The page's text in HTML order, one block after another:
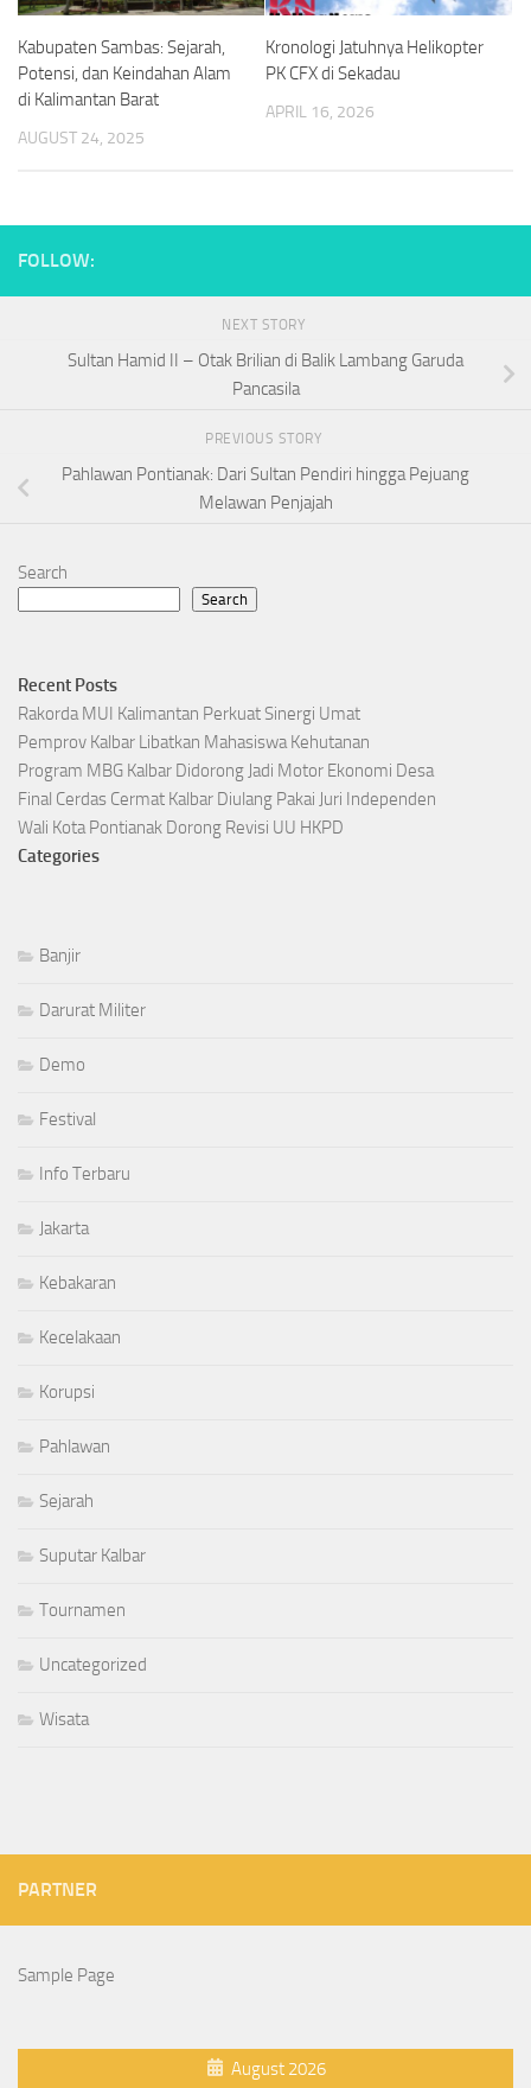
Kabupaten Sambas: Sejarah,
Potensi, dan Keindahan Alam
di Kalimantan Barat
AUGUST 24, 2025
Kronologi Jatuhnya Helikopter
PK CFX di Sekadau
APRIL 16, 2026
FOLLOW:
NEXT STORY
Sultan Hamid II – Otak Brilian di Balik Lambang Garuda
Pancasila
PREVIOUS STORY
Pahlawan Pontianak: Dari Sultan Pendiri hingga Pejuang
Melawan Penjajah
Search
Search
Recent Posts
Rakorda MUI Kalimantan Perkuat Sinergi Umat
Pemprov Kalbar Libatkan Mahasiswa Kehutanan
Program MBG Kalbar Didorong Jadi Motor Ekonomi Desa
Final Cerdas Cermat Kalbar Diulang Pakai Juri Independen
Wali Kota Pontianak Dorong Revisi UU HKPD
Categories
Banjir
Darurat Militer
Demo
Festival
Info Terbaru
Jakarta
Kebakaran
Kecelakaan
Korupsi
Pahlawan
Sejarah
Suputar Kalbar
Tournamen
Uncategorized
Wisata
PARTNER
Sample Page
August 2026